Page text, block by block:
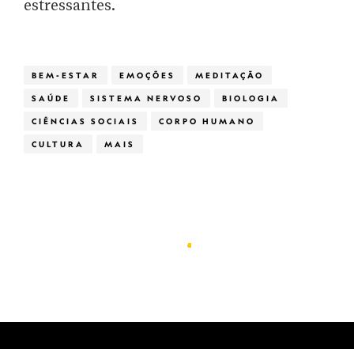
estressantes.
BEM-ESTAR EMOÇÕES MEDITAÇÃO
SAÚDE SISTEMA NERVOSO BIOLOGIA
CIÊNCIAS SOCIAIS CORPO HUMANO
CULTURA MAIS